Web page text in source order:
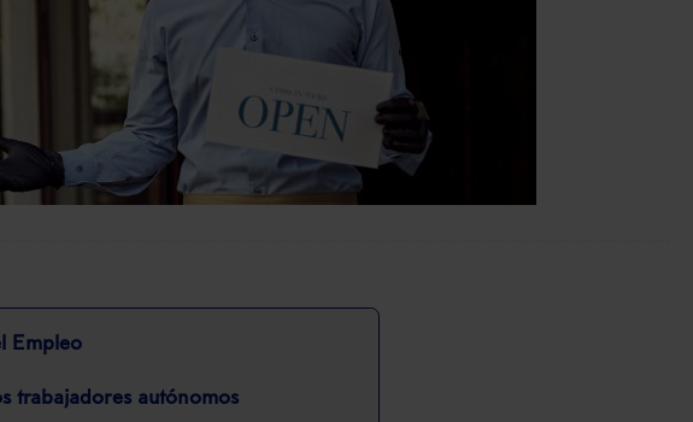
Empleo
trabajadores autónomos